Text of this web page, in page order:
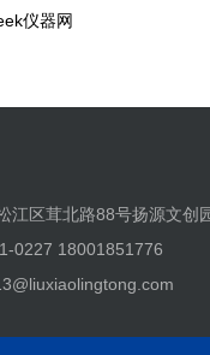
仪器网
江区茸北路88号扬源文创
0227 18001851776